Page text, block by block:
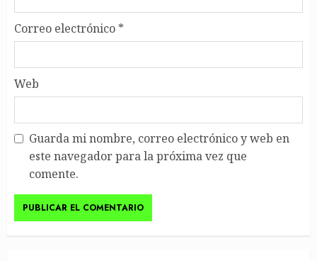
Correo electrónico *
Web
Guarda mi nombre, correo electrónico y web en
este navegador para la próxima vez que
comente.